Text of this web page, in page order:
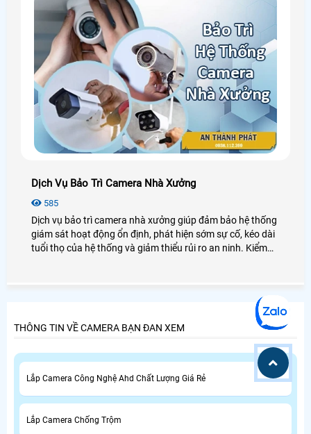
Dịch Vụ Bảo Trì Camera Nhà Xưởng
585
Dịch vụ bảo trì camera nhà xưởng giúp đảm bảo hệ thống
giám sát hoạt động ổn định, phát hiện sớm sự cố, kéo dài
tuổi thọ của hệ thống và giảm thiểu rủi ro an ninh. Kiểm
THÔNG TIN VỀ CAMERA BẠN ĐAN XEM
Lắp Camera Công Nghệ Ahd Chất Lượng Giá Rẻ
Lắp Camera Chống Trộm